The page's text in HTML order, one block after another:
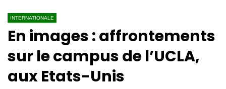
INTERNATIONALE
En images : affrontements
sur le campus de l’UCLA,
aux Etats-Unis